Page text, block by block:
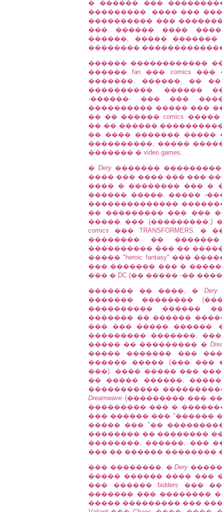
� ������ ���
���������. ���� ���
���������� ���
��� ������ ����
������, �����
�������� ��������������
������ ������������
������ fan ��� comics
�������, ������, ��
����������, ������
-������- ��� ���
���������� ����� ���
�� �� ������ comics
�� �� ������
�� ���� ������� �����
����������, �����
������� � video games.
�Dery �������
���� ��� ���� ��� ���
���� � �������� ��� �
������ �����, ����� -
��������������
�� ��������� ��� ���
����� ��� (���������;)
comics ��� TRANSFORMERS.
�������� ��
���������� ��� ��
����� "heroic fantasy" ���
��� ������� ��� � �������
��� � DC (�� ����� -��
������� �� ����, � Dery
������� ��������
���������� ������
������� �� ������ �����
��� ��� ����� ������.
��������� �������,
����� �� ��������� �
����� ������� ���
������ ����� (��� ���
���). ���� ����� ���
�� ����� ������,
�����������
Dreamwave (��������� ���
��������� ��� �
��� ������ ��� "������
����� ��� "��
�������� �� ��������
��������, ������, ���
��� �� ������ ��������
��� ��������, �Dery
����� ������ ���� ���
��� ������ bidders ���
������� ��� �������� ��
����� ��������� ���